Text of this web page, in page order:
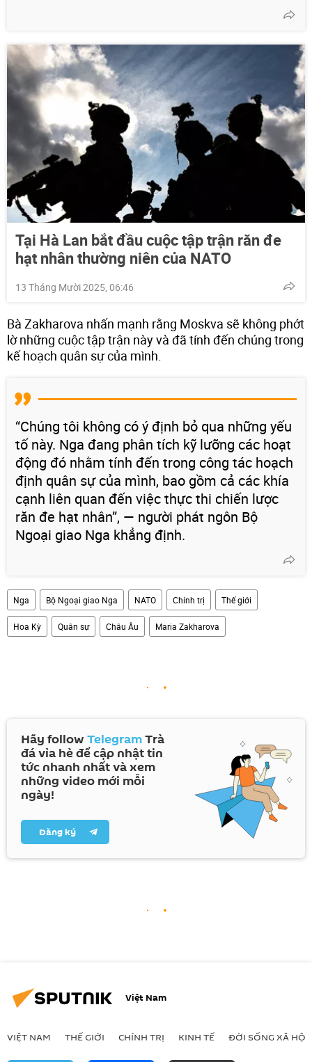
Tại Hà Lan bắt đầu cuộc tập trận răn đe
hạt nhân thường niên của NATO
13 Tháng Mười 2025, 06:46
Bà Zakharova nhấn mạnh rằng Moskva sẽ không phớt
lờ những cuộc tập trận này và đã tính đến chúng trong
kế hoạch quân sự của mình.
“Chúng tôi không có ý định bỏ qua những yếu
tố này. Nga đang phân tích kỹ lưỡng các hoạt
động đó nhằm tính đến trong công tác hoạch
định quân sự của mình, bao gồm cả các khía
cạnh liên quan đến việc thực thi chiến lược
răn đe hạt nhân”, — người phát ngôn Bộ
Ngoại giao Nga khẳng định.
Nga Bộ Ngoại giao Nga NATO Chính trị Thế giới
Hoa Kỳ Quân sự Châu Âu Maria Zakharova
Hãy follow TelegramTrà
đá vỉa hè để cập nhật tin
tức nhanh nhất và xem
những video mới mỗi
ngày!
Đăng ký
Việt Nam
VIỆT NAM THẾ GIỚI CHÍNH TRỊ KINH TẾ ĐỜI SỐNG XÃ HỘI